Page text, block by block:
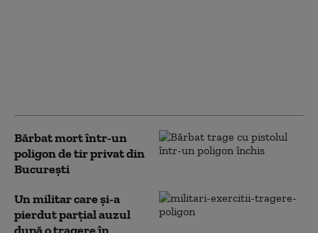
Bărbat mort într-un
poligon de tir privat din
Bucureşti
Un militar care și-a
pierdut parțial auzul
după o tragere în